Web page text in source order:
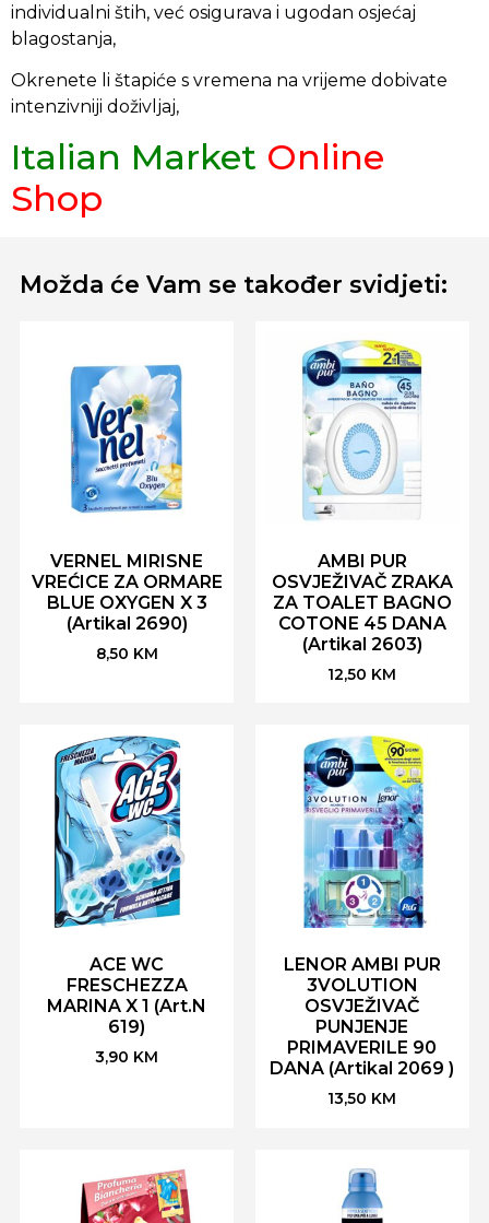
individualni štih, već osigurava i ugodan osjećaj
blagostanja,
Okrenete li štapiće s vremena na vrijeme dobivate
intenzivniji doživljaj,
Italian Market Online
Shop
Možda će Vam se također svidjeti:
VERNEL MIRISNE
VREĆICE ZA ORMARE
BLUE OXYGEN X 3
(Artikal 2690)
8,50 KM
AMBI PUR
OSVJEŽIVAČ ZRAKA
ZA TOALET BAGNO
COTONE 45 DANA
(Artikal 2603)
12,50 KM
ACE WC
FRESCHEZZA
MARINA X 1 (Art.N
619)
3,90 KM
LENOR AMBI PUR
3VOLUTION
OSVJEŽIVAČ
PUNJENJE
PRIMAVERILE 90
DANA (Artikal 2069 )
13,50 KM